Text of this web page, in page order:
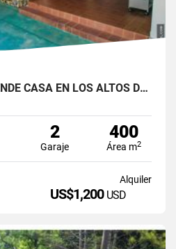
OPORTUNIDAD! SE VENDE CASA EN LOS ALTOS DE CERRO AZUL
2
Garaje
400
Área m2
Alquiler
US$1,200 USD